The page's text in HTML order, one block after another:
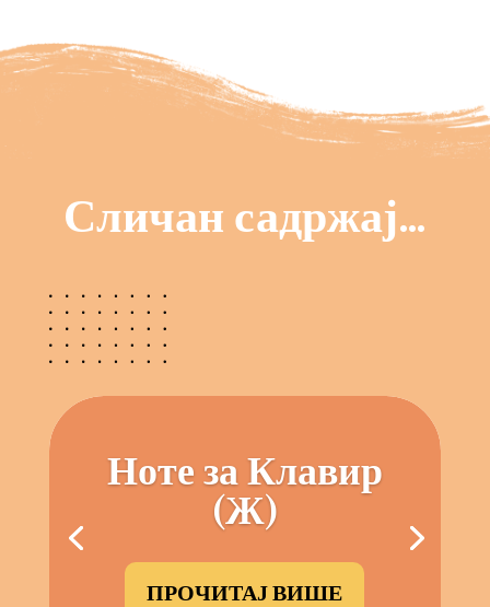
Сличан садржај…
Ноте за Клавир
(Ж)
ПРОЧИТАЈ ВИШЕ